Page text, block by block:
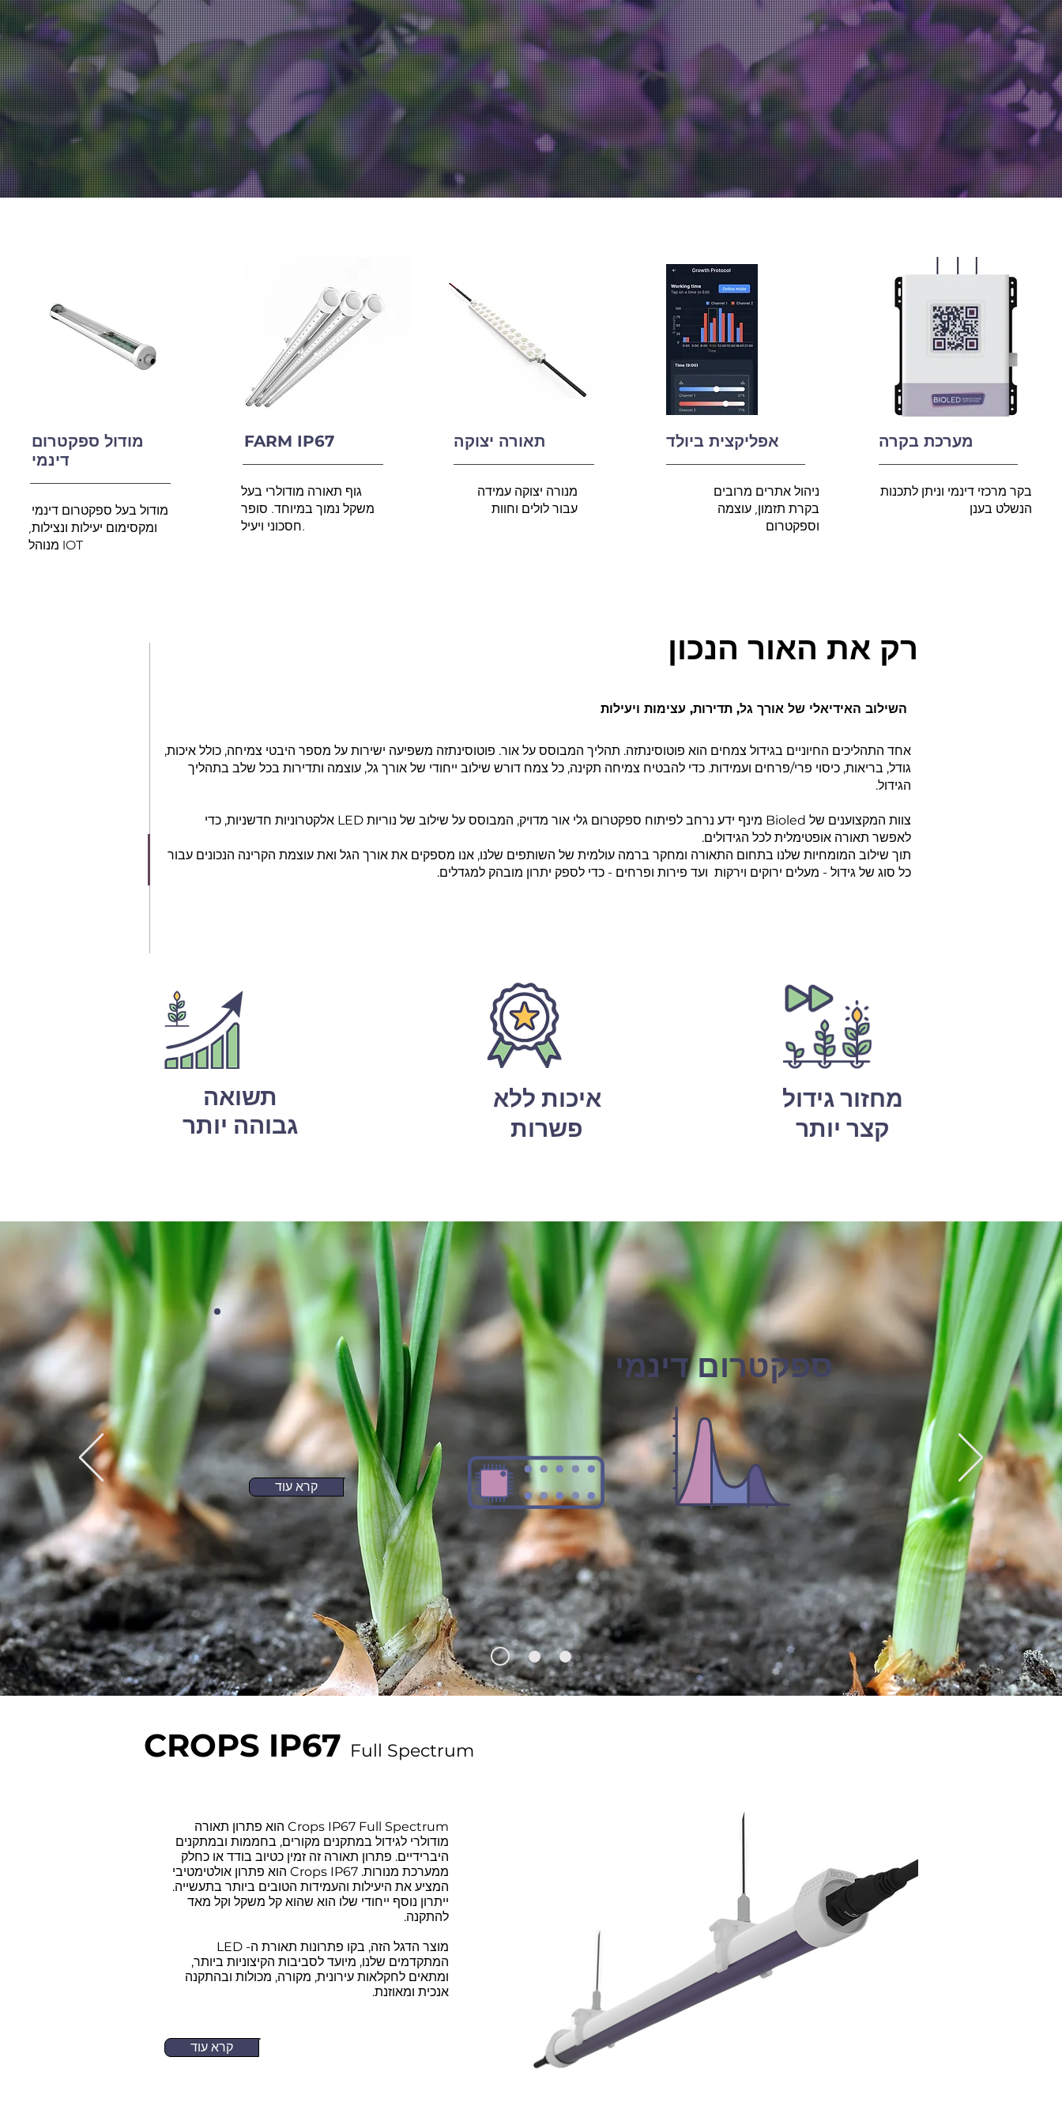
מודול ספקטרום
דינמי
מודול בעל ספקטרום דינמי
ומקסימום יעילות ונצילות,
מנוהל IOT
FARM IP67
גוף תאורה מודולרי בעל
משקל נמוך במיוחד. סופר
חסכוני ויעיל.
תאורה יצוקה
מנורה יצוקה עמידה
עבור לולים וחוות
אפליקצית ביולד
ניהול אתרים מרובים
בקרת תזמון, עוצמה
וספקטרום
מערכת בקרה
בקר מרכזי דינמי וניתן לתכנות
הנשלט בענן
רק את האור הנכון
השילוב האידיאלי של אורך גל, תדירות, עצימות ויעילות
אחד התהליכים החיוניים בגידול צמחים הוא פוטוסינתזה. תהליך המבוסס על אור. פוטוסינתזה משפיעה ישירות על מספר היבטי צמיחה, כולל איכות,
גודל, בריאות, כיסוי פרי/פרחים ועמידות. כדי להבטיח צמיחה תקינה, כל צמח דורש שילוב ייחודי של אורך גל, עוצמה ותדירות בכל שלב בתהליך
הגידול.
צוות המקצוענים של Bioled מינף ידע נרחב לפיתוח ספקטרום גלי אור מדויק, המבוסס על שילוב של נוריות LED אלקטרוניות חדשניות, כדי
לאפשר תאורה אופטימלית לכל הגידולים.
תוך שילוב המומחיות שלנו בתחום התאורה ומחקר ברמה עולמית של השותפים שלנו, אנו מספקים את אורך הגל ואת עוצמת הקרינה הנכונים עבור
כל סוג של גידול - מעלים ירוקים וירקות ועד פירות ופרחים - כדי לספק יתרון מובהק למגדלים.
תשואה
גבוהה יותר
איכות ללא
פשרות
מחזור גידול
קצר יותר
ספקטרום דינמי
קרא עוד
CROPS IP67 Full Spectrum
Crops IP67 Full Spectrum הוא פתרון תאורה
מודולרי לגידול במתקנים מקורים, בחממות ובמתקנים
היברידיים. פתרון תאורה זה זמין כטיוב בודד או כחלק
ממערכת מנורות. Crops IP67 הוא פתרון אולטימטיבי
המציע את היעילות והעמידות הטובים ביותר בתעשייה.
ייתרון נוסף ייחודי שלו הוא שהוא קל משקל וקל מאד
להתקנה.
מוצר הדגל הזה, בקו פתרונות תאורת ה- LED
המתקדמים שלנו, מיועד לסביבות הקיצוניות ביותר,
ומתאים לחקלאות עירונית, מקורה, מכולות ובהתקנה
אנכית ומאוזנת.
קרא עוד